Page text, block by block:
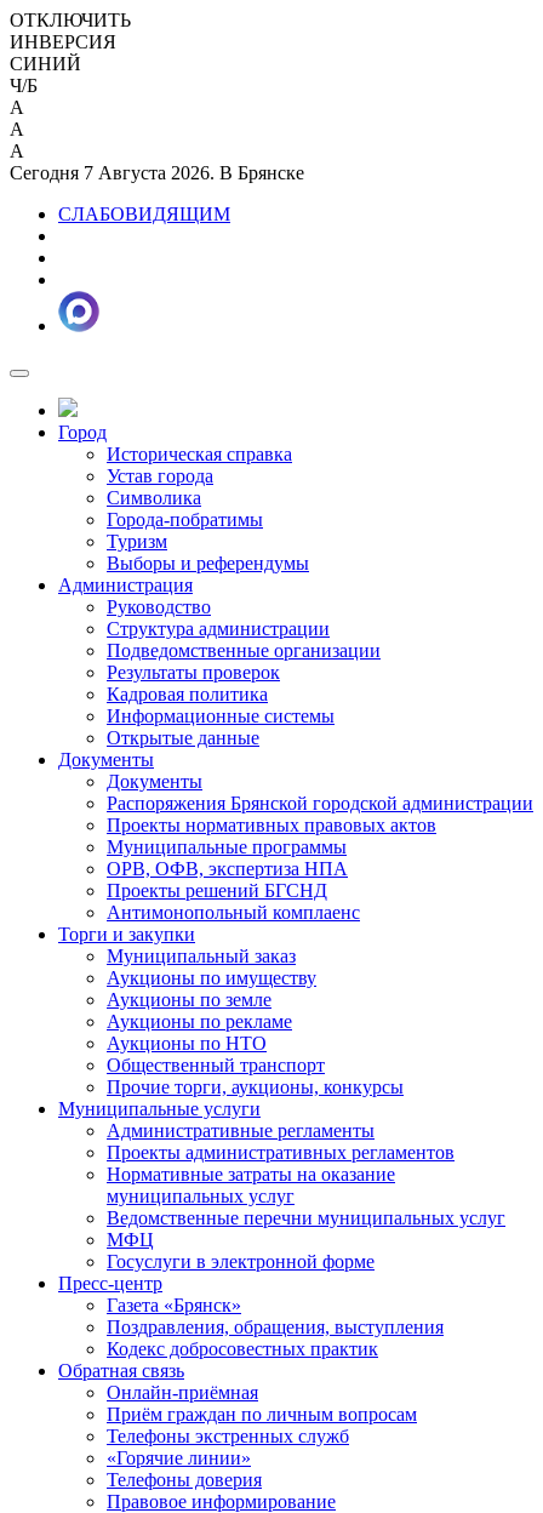
ОТКЛЮЧИТЬ
ИНВЕРСИЯ
СИНИЙ
Ч/Б
A
A
A
Сегодня 7 Августа 2026. В Брянске
СЛАБОВИДЯЩИМ
Город
Историческая справка
Устав города
Символика
Города-побратимы
Туризм
Выборы и референдумы
Администрация
Руководство
Структура администрации
Подведомственные организации
Результаты проверок
Кадровая политика
Информационные системы
Открытые данные
Документы
Документы
Распоряжения Брянской городской администрации
Проекты нормативных правовых актов
Муниципальные программы
ОРВ, ОФВ, экспертиза НПА
Проекты решений БГСНД
Антимонопольный комплаенс
Торги и закупки
Муниципальный заказ
Аукционы по имуществу
Аукционы по земле
Аукционы по рекламе
Аукционы по НТО
Общественный транспорт
Прочие торги, аукционы, конкурсы
Муниципальные услуги
Административные регламенты
Проекты административных регламентов
Нормативные затраты на оказание
муниципальных услуг
Ведомственные перечни муниципальных услуг
МФЦ
Госуслуги в электронной форме
Пресс-центр
Газета «Брянск»
Поздравления, обращения, выступления
Кодекс добросовестных практик
Обратная связь
Онлайн-приёмная
Приём граждан по личным вопросам
Телефоны экстренных служб
«Горячие линии»
Телефоны доверия
Правовое информирование